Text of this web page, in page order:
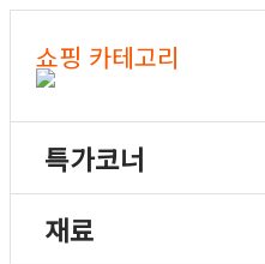
쇼핑 카테고리
특가코너
재료